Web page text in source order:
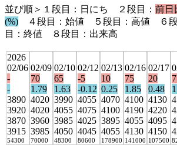
並び順＞１段目：日にち ２段目： 前日
(%) ４段目：始値 ５段目：高値 ６
目：終値 ８段目：出来高
2026
02/06
-
-
3890
3920
3870
3915
54300
02/09
70
1.79
4020
4020
3960
3985
70000
02/10
65
1.63
3990
4055
3985
4050
48300
02/12
-5
-0.12
4055
4075
4025
4045
80600
02/13
10
0.25
4070
4100
3895
4055
178900
02/16
75
1.85
4100
4190
4055
4130
141000
02/17
20
0.48
4130
4220
4095
4150
107500